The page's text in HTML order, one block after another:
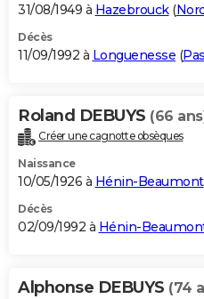
31/08/1949 à Hazebrouck(
Décès
11/09/1992 à Longuenesse (
Roland DEBUYS (66
Créer une cagnotte obsèques
Naissance
10/05/1926 à Hénin-Beaumont
Décès
02/09/1992 à Hénin-
Alphonse DEBUYS (74